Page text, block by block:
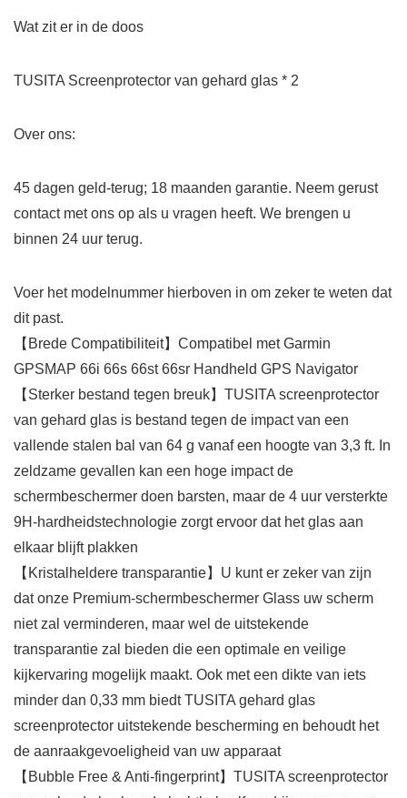
Wat zit er in de doos
TUSITA Screenprotector van gehard glas * 2
Over ons:
45 dagen geld-terug; 18 maanden garantie. Neem gerust
contact met ons op als u vragen heeft. We brengen u
binnen 24 uur terug.
Voer het modelnummer hierboven in om zeker te weten dat
dit past.
【Brede Compatibiliteit】Compatibel met Garmin
GPSMAP 66i 66s 66st 66sr Handheld GPS Navigator
【Sterker bestand tegen breuk】TUSITA screenprotector
van gehard glas is bestand tegen de impact van een
vallende stalen bal van 64 g vanaf een hoogte van 3,3 ft. In
zeldzame gevallen kan een hoge impact de
schermbeschermer doen barsten, maar de 4 uur versterkte
9H-hardheidstechnologie zorgt ervoor dat het glas aan
elkaar blijft plakken
【Kristalheldere transparantie】U kunt er zeker van zijn
dat onze Premium-schermbeschermer Glass uw scherm
niet zal verminderen, maar wel de uitstekende
transparantie zal bieden die een optimale en veilige
kijkervaring mogelijk maakt. Ook met een dikte van iets
minder dan 0,33 mm biedt TUSITA gehard glas
screenprotector uitstekende bescherming en behoudt het
de aanraakgevoeligheid van uw apparaat
【Bubble Free & Anti-fingerprint】TUSITA screenprotector